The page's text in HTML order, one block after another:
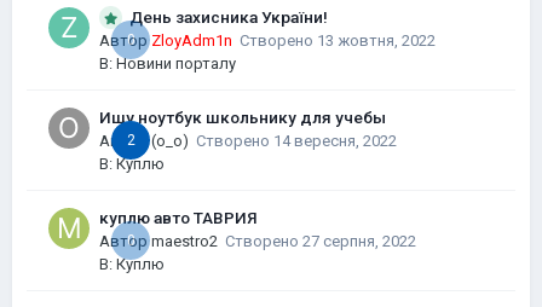
0
День захисника України!
АвторZloyAdm1n Створено 13 жовтня, 2022
В: Новини порталу
2
Ищу ноутбук школьнику для учебы
Автор(o_o) Створено 14 вересня, 2022
В: Куплю
0
куплю авто ТАВРИЯ
Авторmaestro2 Створено 27 серпня, 2022
В: Куплю